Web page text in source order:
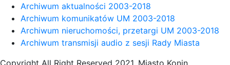
Archiwum aktualności 2003-2018
Archiwum komunikatów UM 2003-2018
Archiwum nieruchomości, przetargi UM 2003-2018
Archiwum transmisji audio z sesji Rady Miasta
Copyright All Right Reserved 2021, Miasto Konin